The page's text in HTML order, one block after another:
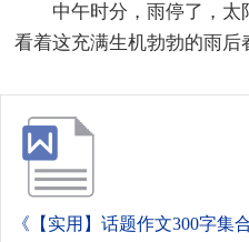
中午时分，雨停了，
看着这充满生机勃勃的雨后
《【实用】话题作文300字集